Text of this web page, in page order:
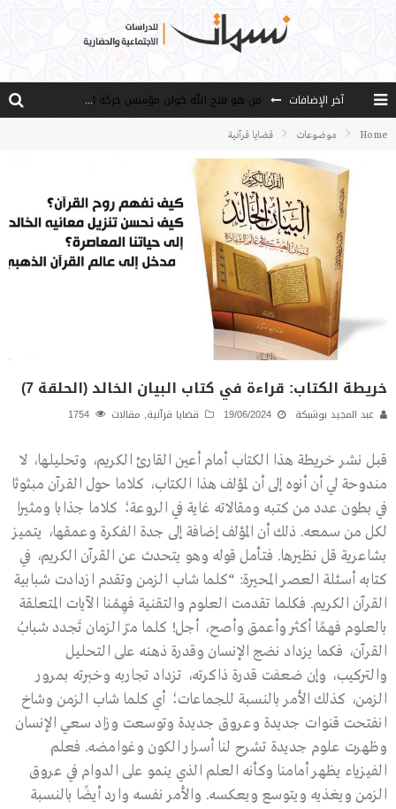
آخر الإضافات
من هو فتح الله كولن مؤسس حركة الخدمة؟
الأستاذ عالما عارفا حكيما
مصادر العلم وسببه
النـزعة التجديدية عند الأستاذ فتح الله كولن
Home موضوعات قضايا قرآنية
خريطة الكتاب: قراءة في كتاب البيان الخالد (الحلقة 7)
عبد المجيد بوشبكة 19/06/2024 قضايا قرآنية, مقالات
قبل نشر خريطة هذا الكتاب أمام أعين القارئ الكريم، وتحليلها، لا
مندوحة لي أن أنوه إلى أن لمؤلف هذا الكتاب، كلاما حول القرآن مبثوثا
في بطون عدد من كتبه ومقالاته غاية في الروعة؛ كلاما جذابا ومثيرا
لكل من سمعه. ذلك أن المؤلف إضافة إلى جدة الفكرة وعمقها، يتميز
بشاعرية قل نظيرها. فتأمل قوله وهو يتحدث عن القرآن الكريم، في
كتابه أسئلة العصر المحيرة: “كلما شاب الزمن وتقدم ازدادت شبابية
القرآن الكريم. فكلما تقدمت العلوم والتقنية فهِمْنا الآيات المتعلقة
بالعلوم فهمًا أكثر وأعمق وأصح، أجل! كلما مرّ الزمان تَجدد شبابُ
القرآن، فكما يزداد نضج الإنسان وقدرة ذهنه على التحليل
والتركيب، وإن ضعفت قدرة ذاكرته، تزداد تجاربه وخبرته بمرور
الزمن، كذلك الأمر بالنسبة للجماعات؛ أي كلما شاب الزمن وشاخ
انفتحت قنوات جديدة وعروق جديدة وتوسعت وزاد سعي الإنسان
وظهرت علوم جديدة تشرح لنا أسرار الكون وغوامضه. فعلم
الفيزياء يظهر أمامنا وكأنه العلم الذي ينمو على الدوام في عروق
الزمن ويغذيه ويتوسع ويعكسه. والأمر نفسه وارد أيضًا بالنسبة